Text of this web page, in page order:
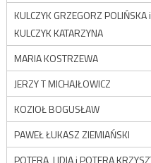
KULCZYK GRZEGORZ POLIŃSKA i
KULCZYK KATARZYNA
MARIA KOSTRZEWA
JERZY T MICHAJŁOWICZ
KOZIOŁ BOGUSŁAW
PAWEŁ ŁUKASZ ZIEMIAŃSKI
POTERA LIDIA i POTERA